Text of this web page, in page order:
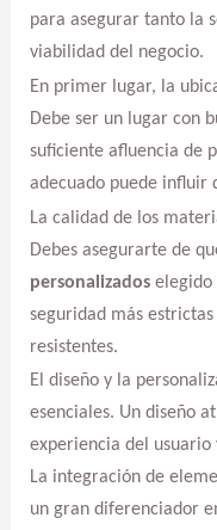
para asegurar tanto la
viabilidad del negocio.
En primer lugar, la
Debe ser un lugar con
suficiente afluencia de
adecuado puede influir
La calidad de los
Debes asegurarte de
personalizadoselegido
seguridad más
resistentes.
El diseño y la
esenciales. Un diseño
experiencia del
La integración de
un gran diferenciador